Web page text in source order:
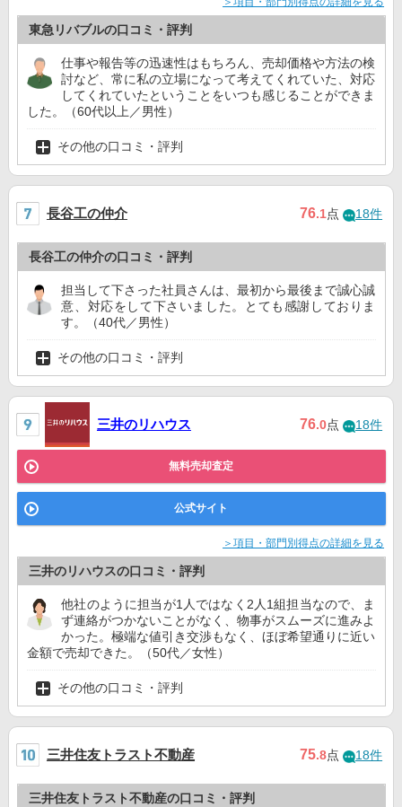
東急リバブルの口コミ・評判
仕事や報告等の迅速性はもちろん、売却価格や方法の検
討など、常に私の立場になって考えてくれていた、対応
してくれていたということをいつも感じることができま
した。（60代以上／男性）
その他の口コミ・評判
長谷工の仲介 76.1点 18件
長谷工の仲介の口コミ・評判
担当して下さった社員さんは、最初から最後まで誠心誠
意、対応をして下さいました。とても感謝しておりま
す。（40代／男性）
その他の口コミ・評判
三井のリハウス 76.0点 18件
無料売却査定
公式サイト
＞項目・部門別得点の詳細を見る
三井のリハウスの口コミ・評判
他社のように担当が1人ではなく2人1組担当なので、ま
ず連絡がつかないことがなく、物事がスムーズに進みよ
かった。極端な値引き交渉もなく、ほぼ希望通りに近い
金額で売却できた。（50代／女性）
その他の口コミ・評判
三井住友トラスト不動産 75.8点 18件
三井住友トラスト不動産の口コミ・評判